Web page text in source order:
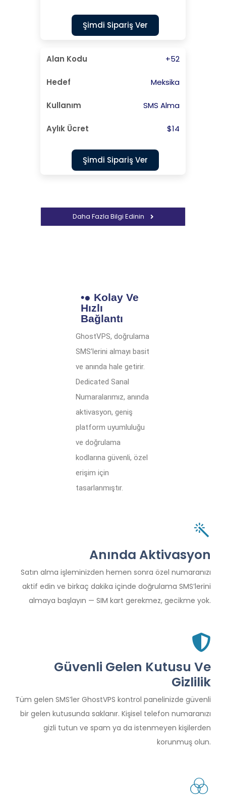
Şimdi Sipariş Ver
+52
Meksika
SMS Alma
$14
Şimdi Sipariş Ver
Daha Fazla Bilgi Edinin
•● Kolay Ve
Hızlı
Bağlantı
GhostVPS, doğrulama
SMS’lerini almayı basit
ve anında hale getirir.
Dedicated Sanal
Numaralarımız, anında
aktivasyon, geniş
platform uyumluluğu
ve doğrulama
kodlarına güvenli, özel
erişim için
tasarlanmıştır.
Anında Aktivasyon
Satın alma işleminizden hemen sonra özel numaranızı
aktif edin ve birkaç dakika içinde doğrulama SMS’lerini
almaya başlayın — SIM kart gerekmez, gecikme yok.
Güvenli Gelen Kutusu Ve
Gizlilik
Tüm gelen SMS’ler GhostVPS kontrol panelinizde güvenli
bir gelen kutusunda saklanır. Kişisel telefon numaranızı
gizli tutun ve spam ya da istenmeyen kişilerden
korunmuş olun.